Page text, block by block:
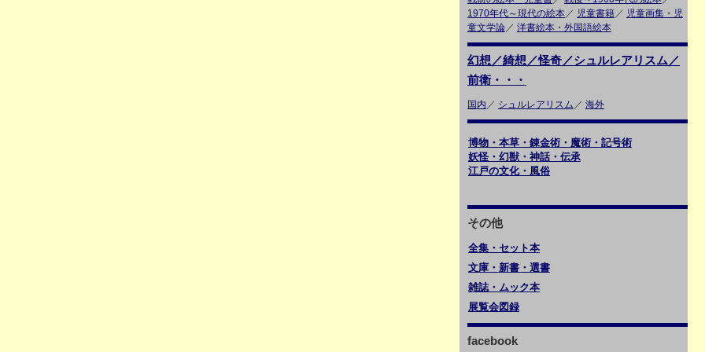
1970年代～現代の絵本／ 児童書籍／ 児童画集・児
童文学論／ 洋書絵本・外国語絵本
幻想／綺想／怪奇／シュルレアリスム／
前衛・・・
国内 ／ シュルレアリスム ／ 海外
博物・本草・錬金術・魔術・記号術
妖怪・幻獣・神話・伝承
江戸の文化・風俗
その他
全集・セット本
文庫・新書・選書
雑誌・ムック本
展覧会図録
facebook